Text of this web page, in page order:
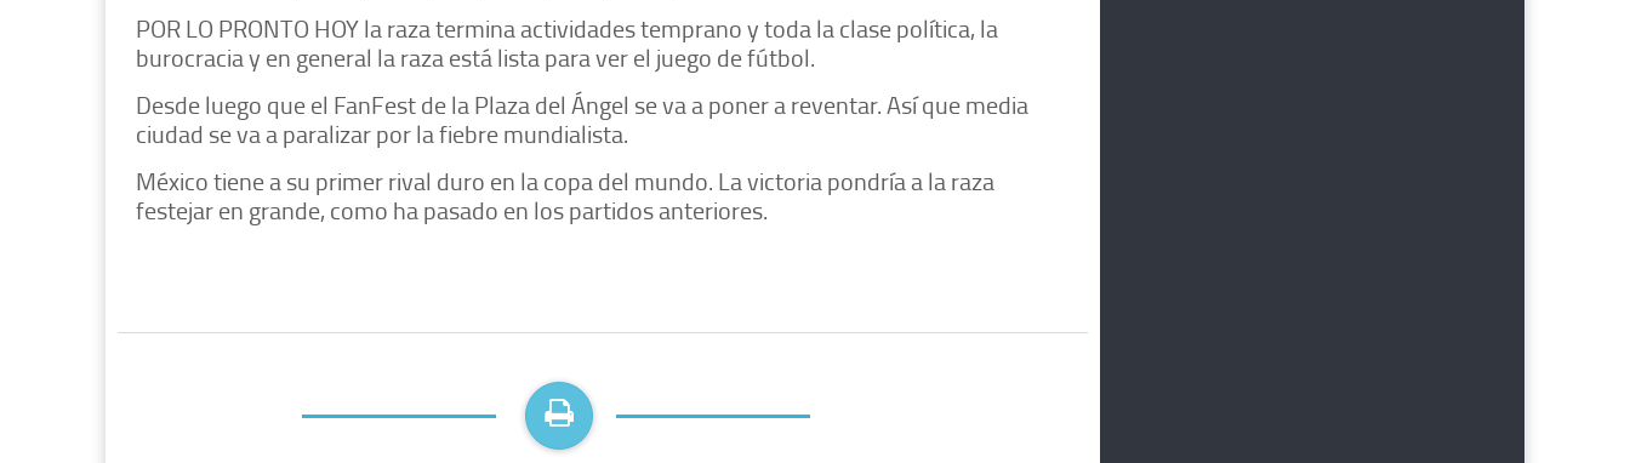
POR LO PRONTO HOY la raza termina actividades temprano y toda la clase política, la
burocracia y en general la raza está lista para ver el juego de fútbol.
Desde luego que el FanFest de la Plaza del Ángel se va a poner a reventar. Así que media
ciudad se va a paralizar por la fiebre mundialista.
México tiene a su primer rival duro en la copa del mundo. La victoria pondría a la raza
festejar en grande, como ha pasado en los partidos anteriores.